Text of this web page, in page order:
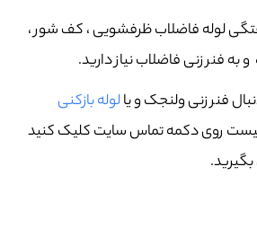
لوله فاضلاب ظرفشویی ، کف شور ،
به فنر زنی فاضلاب نیاز دارید.
فنر زنی ولنجک و یالوله بازکنی
روی دکمه تماس سایت کلیک کنید